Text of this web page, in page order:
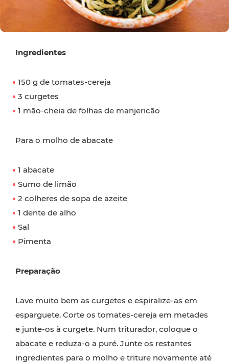
Ingredientes
150 g de tomates-cereja
3 curgetes
1 mão-cheia de folhas de manjericão
Para o molho de abacate
1 abacate
Sumo de limão
2 colheres de sopa de azeite
1 dente de alho
Sal
Pimenta
Preparação
Lave muito bem as curgetes e espiralize-as em
esparguete. Corte os tomates-cereja em metades
e junte-os à curgete. Num triturador, coloque o
abacate e reduza-o a puré. Junte os restantes
ingredientes para o molho e triture novamente até